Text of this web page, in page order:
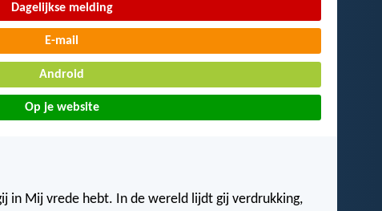
Dagelijkse melding
E-mail
Android
Op je website
in Mij vrede hebt. In de wereld lijdt gij verdrukking,